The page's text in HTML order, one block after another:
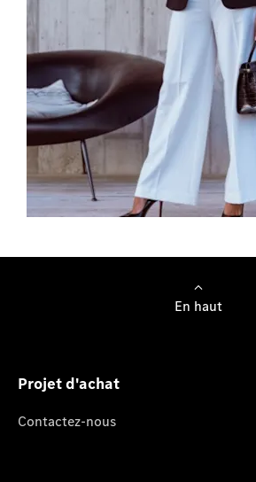
En haut
Projet d'achat
Contactez-nous